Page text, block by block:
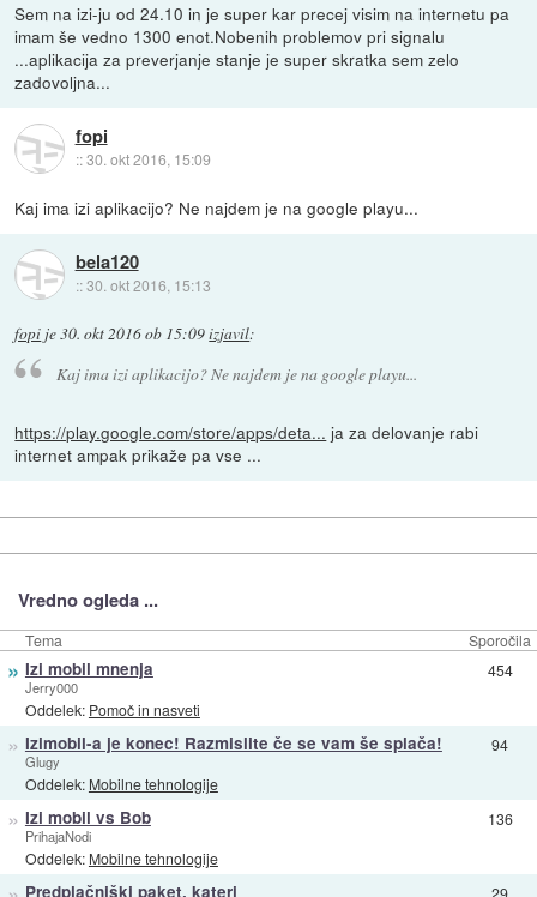
Sem na izi-ju od 24.10 in je super kar precej visim na internetu pa
imam še vedno 1300 enot.Nobenih problemov pri signalu
...aplikacija za preverjanje stanje je super skratka sem zelo
zadovoljna...
fopi
::30. okt 2016, 15:09
Kaj ima izi aplikacijo? Ne najdem je na google playu...
bela120
::30. okt 2016, 15:13
fopi je30. okt 2016 ob 15:09izjavil:
Kaj ima izi aplikacijo? Ne najdem je na google playu...
https://play.google.com/store/apps/deta... ja za delovanje rabi
internet ampak prikaže pa vse ...
Vredno ogleda ...
Tema Sporočila
» Izi mobil mnenja
Jerry000
Oddelek: Pomoč in nasveti
454
» Izimobil-a je konec! Razmislite če se vam še splača!
Glugy
Oddelek: Mobilne tehnologije
94
» Izi mobil vs Bob
PrihajaNodi
Oddelek: Mobilne tehnologije
136
Predplačniški paket, kateri 29